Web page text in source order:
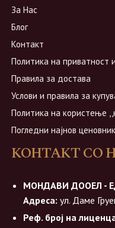
За Нас
Блог
Контакт
Политика на приватност
Правила за достава
Услови и правила за
Политика на користење
Погледни најнов ценовник
КОНТАКТ СО
МОНДАВИ ДООЕЛ -
Адреса: ул. Даме
Реф. број на